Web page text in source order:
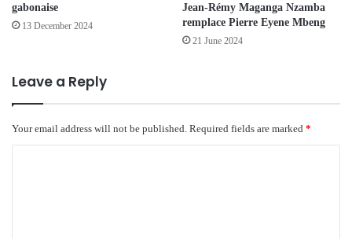
gabonaise
13 December 2024
Jean-Rémy Maganga Nzamba
remplace Pierre Eyene Mbeng
21 June 2024
Leave a Reply
Your email address will not be published. Required fields are marked *